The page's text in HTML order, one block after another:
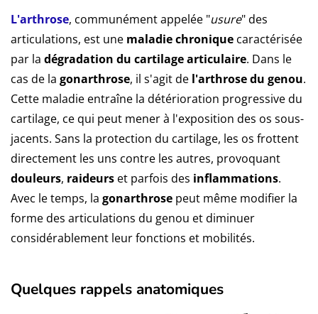
L'arthrose, communément appelée "usure" des
articulations, est une maladie chronique caractérisée
par la dégradation du cartilage articulaire. Dans le
cas de la gonarthrose, il s'agit de l'arthrose du genou.
Cette maladie entraîne la détérioration progressive du
cartilage, ce qui peut mener à l'exposition des os sous-
jacents. Sans la protection du cartilage, les os frottent
directement les uns contre les autres, provoquant
douleurs, raideurs et parfois des inflammations.
Avec le temps, la gonarthrose peut même modifier la
forme des articulations du genou et diminuer
considérablement leur fonctions et mobilités.
Quelques rappels anatomiques